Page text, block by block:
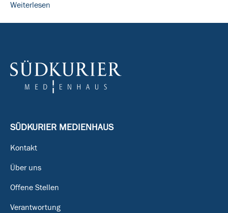
Weiterlesen
SÜDKURIER MEDIENHAUS
Kontakt
Über uns
Offene Stellen
Verantwortung